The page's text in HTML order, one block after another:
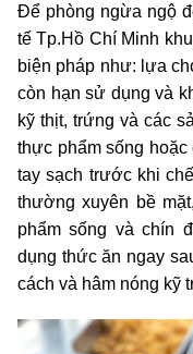
Để phòng ngừa ngộ
tế Tp.Hồ Chí Minh
biện pháp như: lựa
còn hạn sử dụng và
kỹ thịt, trứng và các
thực phẩm sống
tay sạch trước khi
thường xuyên bề
phẩm sống và chín
dụng thức ăn ngay
cách và hâm nóng kỹ